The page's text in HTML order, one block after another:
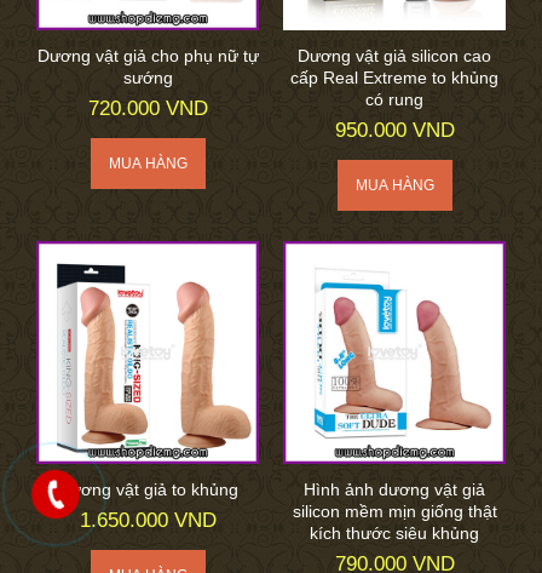
Dương vật giả cho phụ nữ tự
sướng
720.000 VND
Dương vật giả silicon cao
cấp Real Extreme to khủng
có rung
950.000 VND
Dương vật giả to khủng
1.650.000 VND
Hình ảnh dương vật giả
silicon mềm mịn giống thật
kích thước siêu khủng
790.000 VND